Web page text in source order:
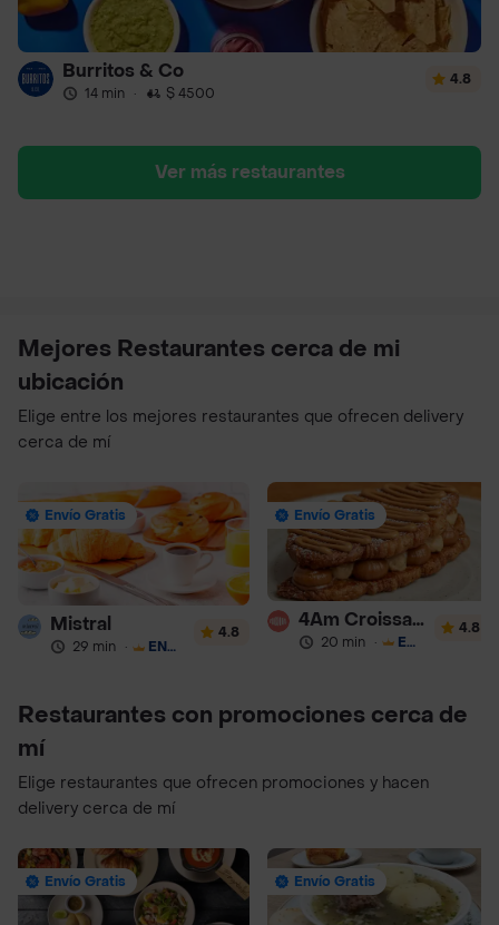
Burritos & Co
14 min · $ 4500
4.8
Ver más restaurantes
Mejores Restaurantes cerca de mi
ubicación
Elige entre los mejores restaurantes que ofrecen delivery
cerca de mí
Envío Gratis
Mistral
29 min · ENVÍO GRATIS
4.8
Envío Gratis
4Am Croissanterie
20 min · ENVÍO GRATIS
4.8
Restaurantes con promociones cerca de
mí
Elige restaurantes que ofrecen promociones y hacen
delivery cerca de mí
Envío Gratis Envío Gratis